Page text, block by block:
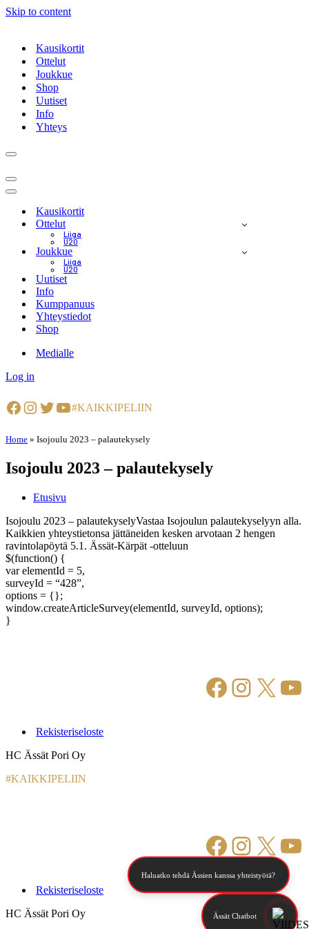
Skip to content
Kausikortit
Ottelut
Joukkue
Shop
Uutiset
Info
Yhteys
Navigation
Navigation
Menu
Navigation
Kausikortit
Ottelut
Liiga
U20
Joukkue
Liiga
U20
Uutiset
Info
Kumppanuus
Yhteystiedot
Shop
Medialle
Log in
Facebook
Instagram
Twitter
YouTube
#KAIKKIPELIIN
Home » Isojoulu 2023 – palautekysely
Isojoulu 2023 – palautekysely
Etusivu
Isojoulu 2023 – palautekyselyVastaa Isojoulun palautekyselyyn alla.
Kaikkien yhteystietonsa jättäneiden kesken arvotaan 2 hengen
ravintolapöytä 5.1. Ässät-Kärpät -otteluun
$(function() {
var elementId = 5,
surveyId = “428”,
options = {};
window.createArticleSurvey(elementId, surveyId, options);
}
Facebook
X
Rekisteriseloste
HC Ässät Pori Oy
#KAIKKIPELIIN
Facebook
X
Rekisteriseloste
HC Ässät Pori Oy
Haluatko tehdä Ässien kanssa yhteistyötä?
Ässät Chatbot